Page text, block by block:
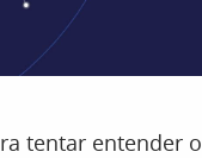
tentar entender o